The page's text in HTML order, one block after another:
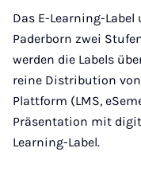
Das E-Learning-
Paderborn zwei
werden die Labels
reine Distribution
Plattform (LMS,
Präsentation mit
Learning-Label.